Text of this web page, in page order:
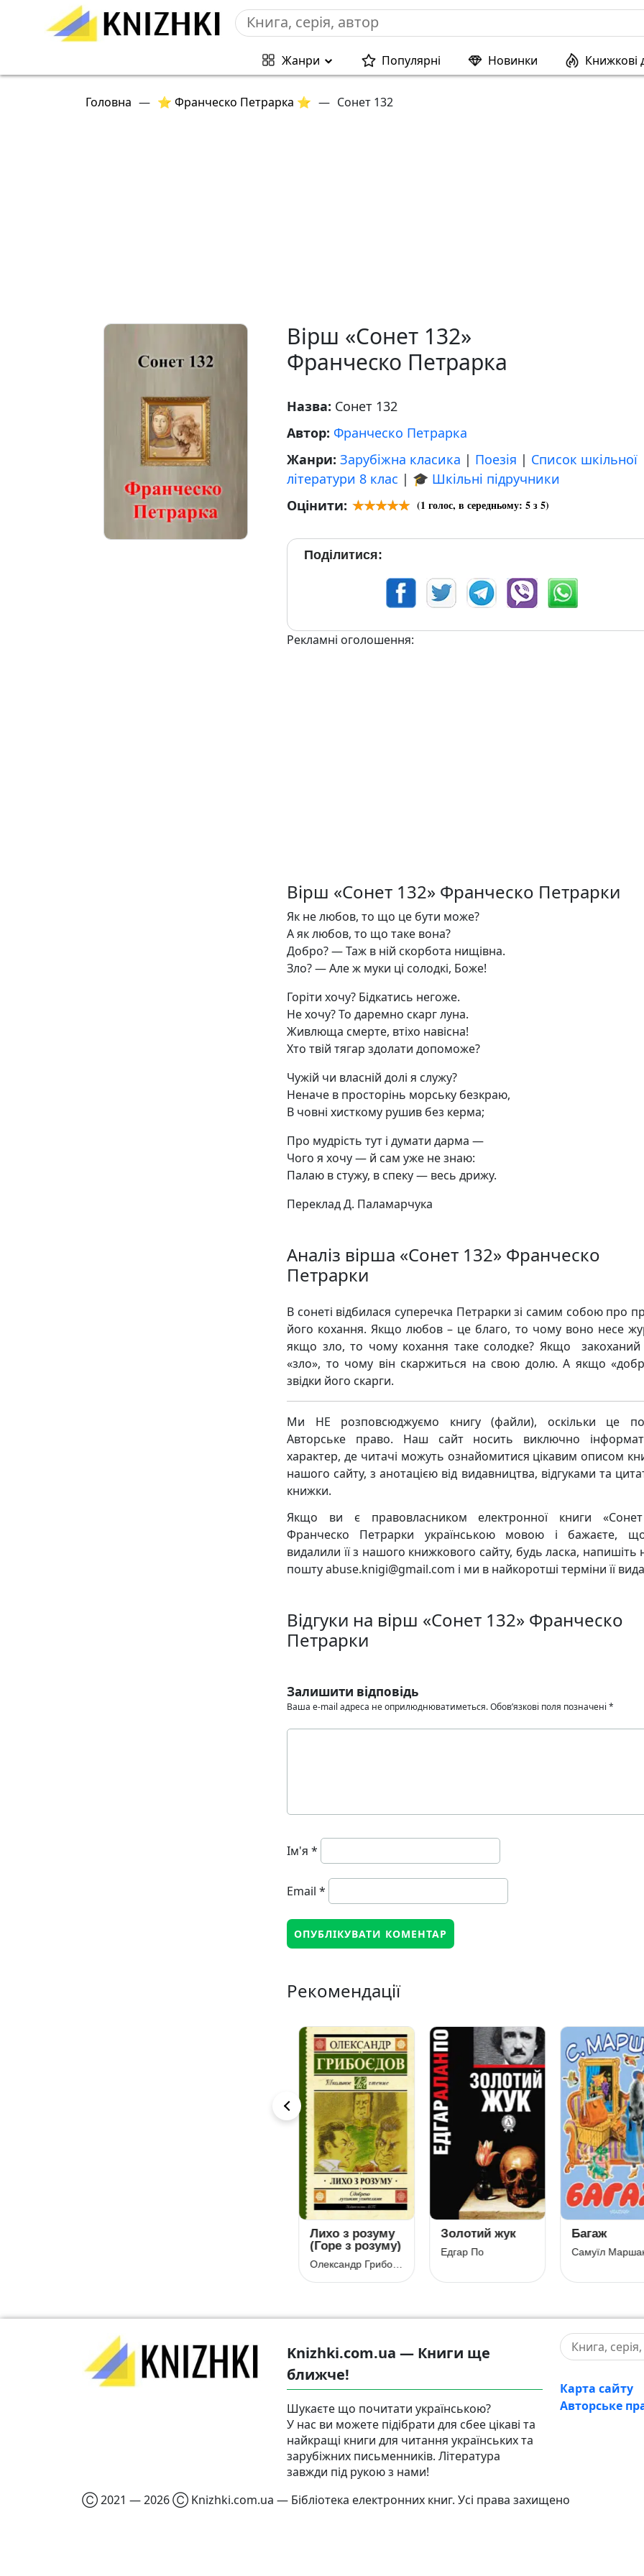
Жанри Популярні Новинки Книжкові
Головна — ⭐ Франческо Петрарка ⭐ — Сонет 132
Вірш «Сонет 132»
Франческо Петрарка
Назва: Сонет 132
Автор: Франческо Петрарка
Жанри: Зарубіжна класика | Поезія | Список шкільної
літератури 8 клас | 🎓 Шкільні підручники
Оцінити:
(1 голос, в середньому: 5з 5)
Поділитися:
Рекламні оголошення:
Вірш «Сонет 132» Франческо Петрарки
Як не любов, то що це бути може?
А як любов, то що таке вона?
Добро? — Таж в ній скорбота нищівна.
Зло? — Але ж муки ці солодкі, Боже!
Горіти хочу? Бідкатись негоже.
Не хочу? То даремно скарг луна.
Живлюща смерте, втіхо навісна!
Хто твій тягар здолати допоможе?
Чужій чи власній долі я служу?
Неначе в просторінь морську безкраю,
В човні хисткому рушив без керма;
Про мудрість тут і думати дарма —
Чого я хочу — й сам уже не знаю:
Палаю в стужу, в спеку — весь дрижу.
Переклад Д. Паламарчука
Аналіз вірша «Сонет 132» Франческо
Петрарки
В сонеті відбилася суперечка Петрарки зі самим собою про
його кохання. Якщо любов – це благо, то чому воно несе
якщо зло, то чому кохання таке солодке? Якщо закоханий
«зло», то чому він скаржиться на свою долю. А якщо
звідки його скарги.
Ми НЕ розповсюджуємо книгу (файли), оскільки це
Авторське право. Наш сайт носить виключно
характер, де читачі можуть ознайомитися цікавим описом
нашого сайту, з анотацією від видавництва, відгуками та
книжки.
Якщо ви є правовласником електронної книги
Франческо Петрарки українською мовою і бажаєте,
видалили її з нашого книжкового сайту, будь ласка, напишіть
пошту abuse.knigi@gmail.com і ми в найкоротші терміни її
Відгуки на вірш «Сонет 132» Франческо
Петрарки
Залишити відповідь
Ваша e-mail адреса не оприлюднюватиметься.Обов’язкові поля позначені *
Ім'я *
Email *
Рекомендації
Лихо з розуму
(Горе з розуму)
Олександр Грибоєдов
Золотий жук
Едгар По
Багаж
Самуїл Маршак
Knizhki.com.ua — Книги ще
ближче!
Шукаєте що почитати українською?
У нас ви можете підібрати для сбее цікаві та
найкращі книги для читання українських та
зарубіжних письменників. Література
завжди під рукою з нами!
Карта сайту
Авторське
Ⓒ 2021 — 2026 Ⓒ Knizhki.com.ua — Бібліотека електронних книг. Усі права захищено